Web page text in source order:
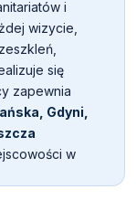
i
wizycie,
się
zapewnia
Gdyni,
w